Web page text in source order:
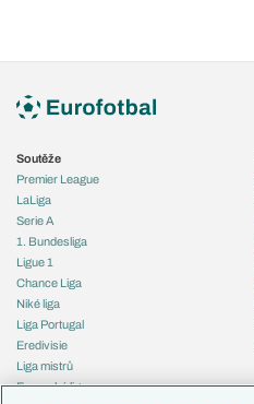
Soutěže
Premier League
LaLiga
Serie A
1. Bundesliga
Ligue 1
Chance Liga
Niké liga
Liga Portugal
Eredivisie
Liga mistrů
Evropská liga